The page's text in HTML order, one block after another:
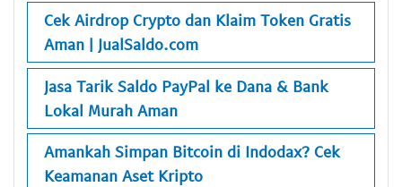
Cek Airdrop Crypto dan Klaim Token Gratis
Aman | JualSaldo.com
Jasa Tarik Saldo PayPal ke Dana & Bank
Lokal Murah Aman
Amankah Simpan Bitcoin di Indodax? Cek
Keamanan Aset Kripto